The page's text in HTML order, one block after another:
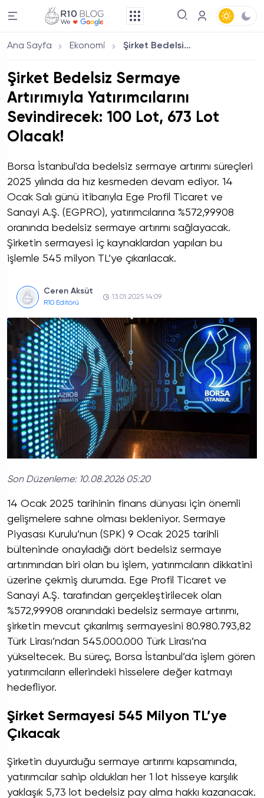
Ana Sayfa Ekonomi Şirket Bedelsiz Sermaye Artırımıyla Yatırımcılarını Sevindirecek: 100 Lot, 673 Lot Olacak!
Şirket Bedelsiz Sermaye
Artırımıyla Yatırımcılarını
Sevindirecek: 100 Lot, 673 Lot
Olacak!
Borsa İstanbul'da bedelsiz sermaye artırımı süreçleri
2025 yılında da hız kesmeden devam ediyor. 14
Ocak Salı günü itibarıyla Ege Profil Ticaret ve
Sanayi A.Ş. (EGPRO), yatırımcılarına %572,99908
oranında bedelsiz sermaye artırımı sağlayacak.
Şirketin sermayesi iç kaynaklardan yapılan bu
işlemle 545 milyon TL’ye çıkarılacak.
Ceren Aksüt
R10 Editörü
13.01.2025 14:09
Son Düzenleme: 10.08.2026 05:20
14 Ocak 2025 tarihinin finans dünyası için önemli
gelişmelere sahne olması bekleniyor. Sermaye
Piyasası Kurulu’nun (SPK) 9 Ocak 2025 tarihli
bülteninde onayladığı dört bedelsiz sermaye
artırımından biri olan bu işlem, yatırımcıların dikkatini
üzerine çekmiş durumda. Ege Profil Ticaret ve
Sanayi A.Ş. tarafından gerçekleştirilecek olan
%572,99908 oranındaki bedelsiz sermaye artırımı,
şirketin mevcut çıkarılmış sermayesini 80.980.793,82
Türk Lirası’ndan 545.000.000 Türk Lirası’na
yükseltecek. Bu süreç, Borsa İstanbul’da işlem gören
yatırımcıların ellerindeki hisselere değer katmayı
hedefliyor.
Şirket Sermayesi 545 Milyon TL’ye
Çıkacak
Şirketin duyurduğu sermaye artırımı kapsamında,
yatırımcılar sahip oldukları her 1 lot hisseye karşılık
yaklaşık 5,73 lot bedelsiz pay alma hakkı kazanacak.